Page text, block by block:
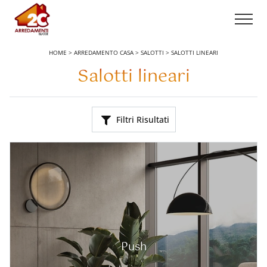
HOME > ARREDAMENTO CASA> SALOTTI > SALOTTI LINEARI
Salotti lineari
Filtri Risultati
Push